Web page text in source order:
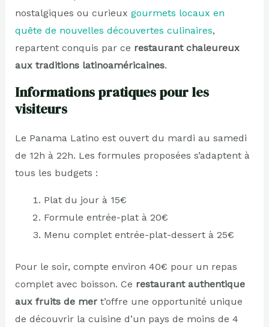
nostalgiques ou curieux gourmets locaux en
quête de nouvelles découvertes culinaires,
repartent conquis par ce restaurant chaleureux
aux traditions latinoaméricaines.
Informations pratiques pour les
visiteurs
Le Panama Latino est ouvert du mardi au samedi
de 12h à 22h. Les formules proposées s’adaptent à
tous les budgets :
Plat du jour à 15€
Formule entrée-plat à 20€
Menu complet entrée-plat-dessert à 25€
Pour le soir, compte environ 40€ pour un repas
complet avec boisson. Ce restaurant authentique
aux fruits de mert’offre une opportunité unique
de découvrir la cuisine d’un pays de moins de 4